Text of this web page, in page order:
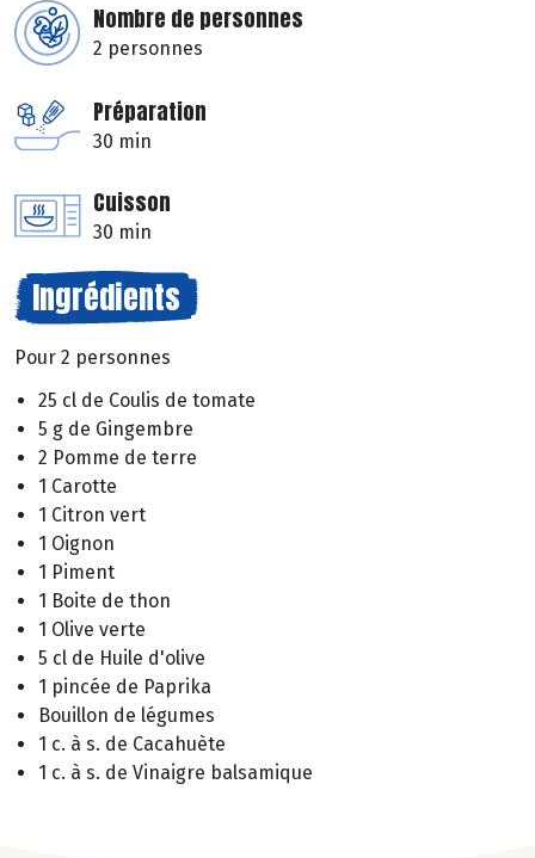
Nombre de personnes
2 personnes
Préparation
30 min
Cuisson
30 min
Ingrédients
Pour 2 personnes
25 cl de Coulis de tomate
5 g de Gingembre
2 Pomme de terre
1 Carotte
1 Citron vert
1 Oignon
1 Piment
1 Boite de thon
1 Olive verte
5 cl de Huile d'olive
1 pincée de Paprika
Bouillon de légumes
1 c. à s. de Cacahuète
1 c. à s. de Vinaigre balsamique